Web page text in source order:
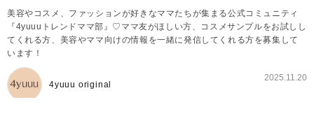
美容やコスメ、ファッションが好きなママたちが集まる公式コミュニティ
『4yuuuトレンドママ部』♡ママ友がほしい方、コスメサンプルをお試しし
てくれる方、美容やママ向けの情報を一緒に発信してくれる方を募集して
います！
4yuuu original
2025.11.20